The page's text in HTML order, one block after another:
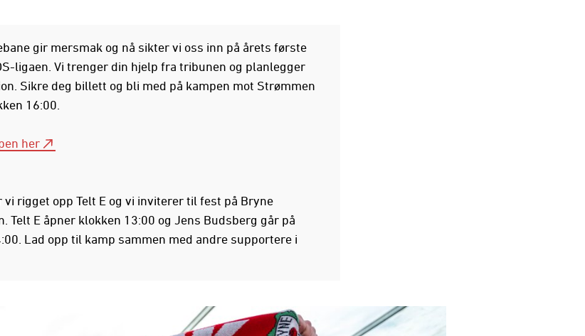
gir mersmak og nå sikter vi oss inn på årets første
ligaen. Vi trenger din hjelp fra tribunen og planlegger
Sikre deg billett og bli med på kampen mot Strømmen
16:00.
her
vi rigget opp Telt E og vi inviterer til fest på Bryne
Telt E åpner klokken 13:00 og Jens Budsberg går på
Lad opp til kamp sammen med andre supportere i